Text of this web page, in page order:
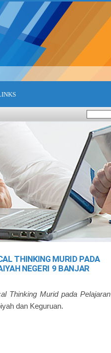
THINKING MURID PADA
NEGERI 9 BANJAR
Thinking Murid pada Pelajaran
dan Keguruan.